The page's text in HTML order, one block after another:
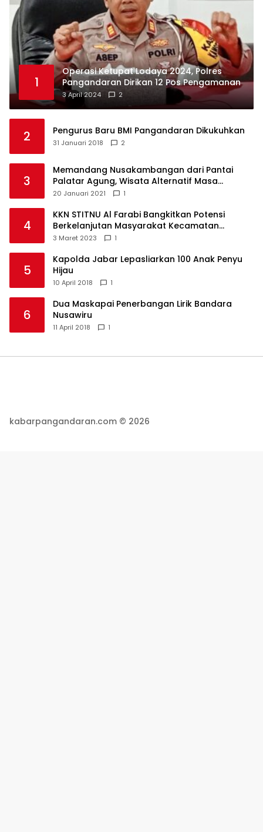
1
Operasi Ketupat Lodaya 2024, Polres
Pangandaran Dirikan 12 Pos Pengamanan
3 April 2024 2
2 Pengurus Baru BMI Pangandaran Dikukuhkan
31 Januari 2018 2
3
Memandang Nusakambangan dari Pantai
Palatar Agung, Wisata Alternatif Masa
Pandemi
20 Januari 2021 1
4
KKN STITNU Al Farabi Bangkitkan Potensi
Berkelanjutan Masyarakat Kecamatan
Langkaplancar
3 Maret 2023 1
5
Kapolda Jabar Lepasliarkan 100 Anak Penyu
Hijau
10 April 2018 1
6
Dua Maskapai Penerbangan Lirik Bandara
Nusawiru
11 April 2018 1
kabarpangandaran.com © 2026